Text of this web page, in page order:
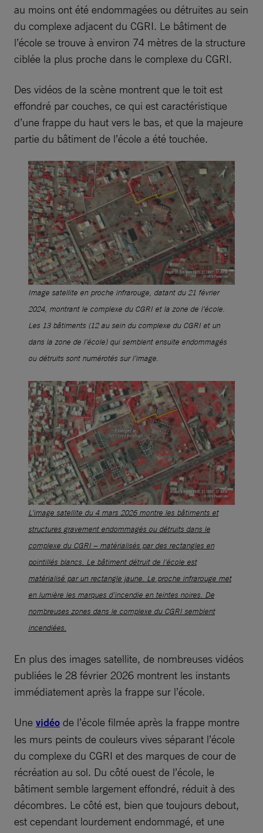
au moins ont été endommagées ou détruites au sein
du complexe adjacent du CGRI. Le bâtiment de
l’école se trouve à environ 74 mètres de la structure
ciblée la plus proche dans le complexe du CGRI.
Des vidéos de la scène montrent que le toit est
effondré par couches, ce qui est caractéristique
d’une frappe du haut vers le bas, et que la majeure
partie du bâtiment de l’école a été touchée.
Image satellite en proche infrarouge, datant du 21 février
2024, montrant le complexe du CGRI et la zone de l’école.
Les 13 bâtiments (12 au sein du complexe du CGRI et un
dans la zone de l’école) qui semblent ensuite endommagés
ou détruits sont numérotés sur l’image.
L’image satellite du 4 mars 2026 montre les bâtiments et
structures gravement endommagés ou détruits dans le
complexe du CGRI – matérialisés par des rectangles en
pointillés blancs. Le bâtiment détruit de l’école est
matérialisé par un rectangle jaune. Le proche infrarouge met
en lumière les marques d’incendie en teintes noires. De
nombreuses zones dans le complexe du CGRI semblent
incendiées.
En plus des images satellite, de nombreuses vidéos
publiées le 28 février 2026 montrent les instants
immédiatement après la frappe sur l’école.
Une vidéo de l’école filmée après la frappe montre
les murs peints de couleurs vives séparant l’école
du complexe du CGRI et des marques de cour de
récréation au sol. Du côté ouest de l’école, le
bâtiment semble largement effondré, réduit à des
décombres. Le côté est, bien que toujours debout,
est cependant lourdement endommagé, et une